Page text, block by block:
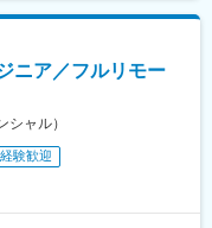
駅、西葛西駅、京成高砂
込駅、勝どき駅、京成船
日暮里駅(舎人ライナー)、
烏山駅、経堂駅、上尾
王多摩センター駅、石神
ニア／フルリモー
ャル）
験歓迎